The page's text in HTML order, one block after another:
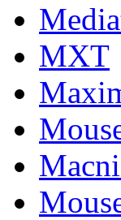
MXT